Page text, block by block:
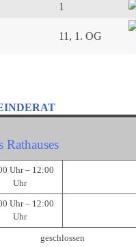
1
11, 1. OG
Rathauses
Uhr – 12:00
Uhr
Uhr – 12:00
Uhr
geschlossen